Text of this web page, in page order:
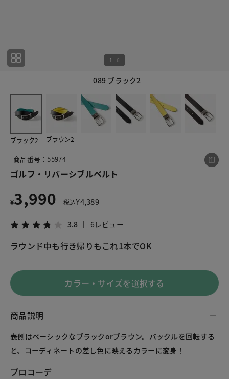
089 ブラック2
1 | 6
ブラック2 ブラウン2
6
商品番号：55974
ゴルフ・リバーシブルベルト
¥3,990 税込¥4,389
3.8 6レビュー
ラウンド中も行き帰りもこれ1本でOK
カラー・サイズを選択する
商品説明
表側はベーシックなブラックorブラウン。バックルを回転する
と、コーディネートの差し色に映えるカラーに変身！
プロコーデ
この商品をシェアする
ゴルフ・リバーシブルベルト